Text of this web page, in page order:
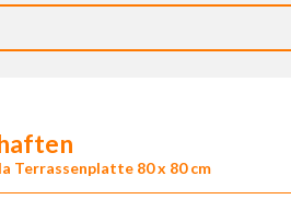
Terrassenplatte 80 x 80 cm